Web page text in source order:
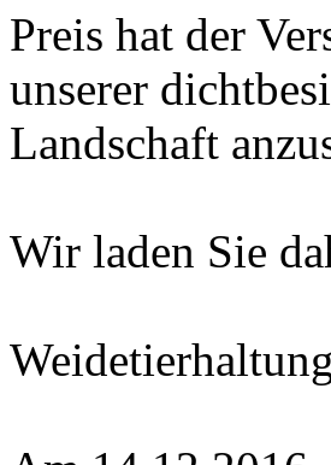
Preis hat der
unserer
Landschaft
Wir laden Sie